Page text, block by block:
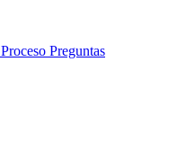
Proceso Preguntas